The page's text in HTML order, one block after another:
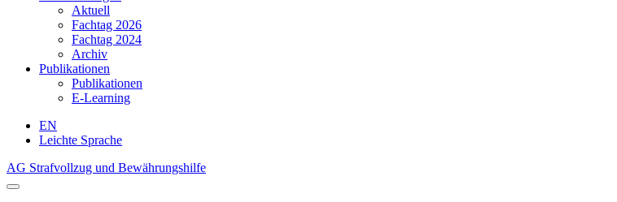
Aktuell
Fachtag 2026
Fachtag 2024
Archiv
Publikationen
Publikationen
E-Learning
EN
Leichte Sprache
AG Strafvollzug und Bewährungshilfe